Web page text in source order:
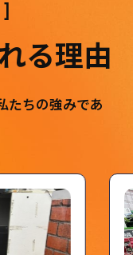
]
る理由
たちの強みであ